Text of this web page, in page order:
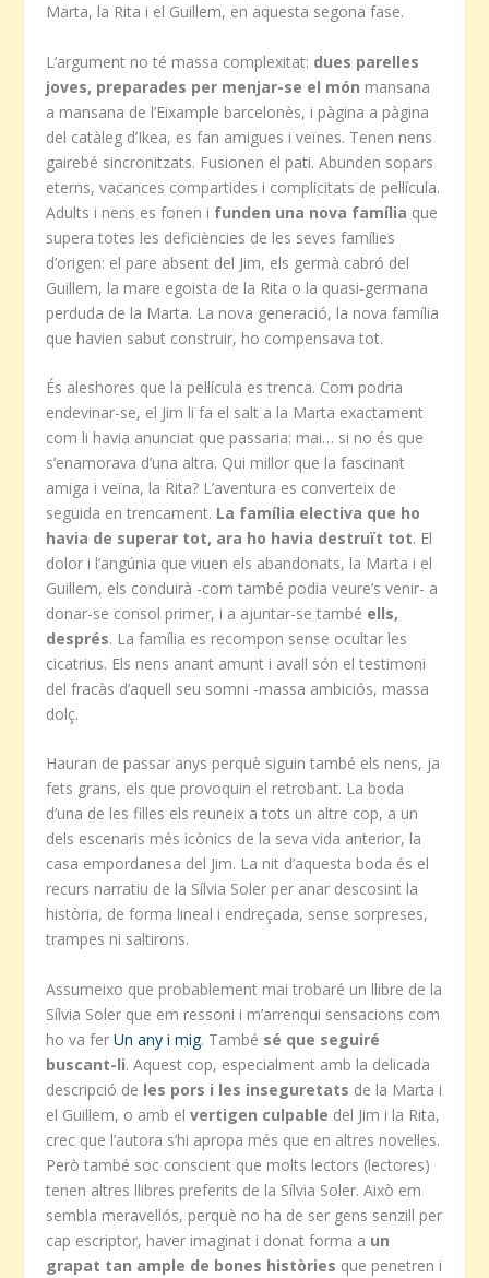
Marta, la Rita i el Guillem, en aquesta segona fase.
L’argument no té massa complexitat: dues parelles
joves, preparades per menjar-se el món mansana
a mansana de l’Eixample barcelonès, i pàgina a pàgina
del catàleg d’Ikea, es fan amigues i veïnes. Tenen nens
gairebé sincronitzats. Fusionen el pati. Abunden sopars
eterns, vacances compartides i complicitats de pel·lícula.
Adults i nens es fonen i funden una nova família que
supera totes les deficiències de les seves famílies
d’origen: el pare absent del Jim, els germà cabró del
Guillem, la mare egoista de la Rita o la quasi-germana
perduda de la Marta. La nova generació, la nova família
que havien sabut construir, ho compensava tot.
És aleshores que la pel·lícula es trenca. Com podria
endevinar-se, el Jim li fa el salt a la Marta exactament
com li havia anunciat que passaria: mai… si no és que
s’enamorava d’una altra. Qui millor que la fascinant
amiga i veïna, la Rita? L’aventura es converteix de
seguida en trencament. La família electiva que ho
havia de superar tot, ara ho havia destruït tot. El
dolor i l’angúnia que viuen els abandonats, la Marta i el
Guillem, els conduirà -com també podia veure’s venir- a
donar-se consol primer, i a ajuntar-se també ells,
després. La família es recompon sense ocultar les
cicatrius. Els nens anant amunt i avall són el testimoni
del fracàs d’aquell seu somni -massa ambiciós, massa
dolç.
Hauran de passar anys perquè siguin també els nens, ja
fets grans, els que provoquin el retrobant. La boda
d’una de les filles els reuneix a tots un altre cop, a un
dels escenaris més icònics de la seva vida anterior, la
casa empordanesa del Jim. La nit d’aquesta boda és el
recurs narratiu de la Sílvia Soler per anar descosint la
història, de forma lineal i endreçada, sense sorpreses,
trampes ni saltirons.
Assumeixo que probablement mai trobaré un llibre de la
Sílvia Soler que em ressoni i m’arrenqui sensacions com
ho va ferUn any i mig. També sé que seguiré
buscant-li. Aquest cop, especialment amb la delicada
descripció de les pors i les inseguretats de la Marta i
el Guillem, o amb elvertigen culpable del Jim i la Rita,
crec que l’autora s’hi apropa més que en altres novel·les.
Però també soc conscient que molts lectors (lectores)
tenen altres llibres preferits de la Sílvia Soler. Això em
sembla meravellós, perquè no ha de ser gens senzill per
cap escriptor, haver imaginat i donat forma a un
grapat tan ample de bones històries que penetren i